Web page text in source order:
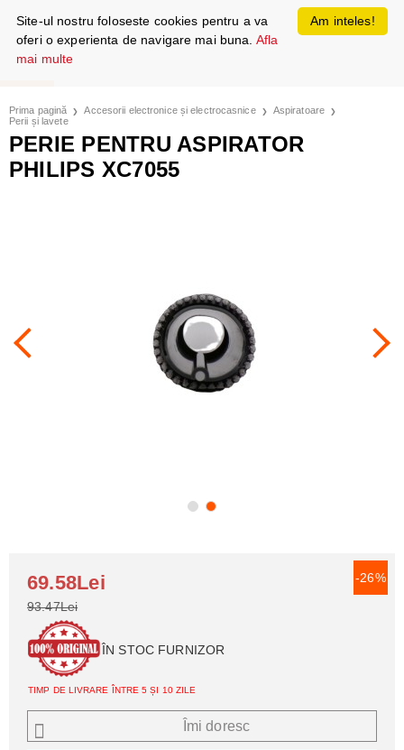
Prima pagină Accesorii electronice și electrocasnice
Aspiratoare
Perii și lavete
PERIE PENTRU ASPIRATOR
PHILIPS XC7055
-26%
69.58Lei
93.47Lei
ÎN STOC FURNIZOR
TIMP DE LIVRARE ÎNTRE 5 ȘI 10 ZILE
Îmi doresc
Am inteles!
Site-ul nostru foloseste cookies pentru a va
oferi o experienta de navigare mai buna. Afla
mai multe